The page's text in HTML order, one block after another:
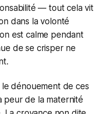
— tout cela vit
dans la volonté
est calme pendant
de se crisper ne
dénouement de ces
peur de la maternité